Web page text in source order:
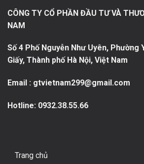
CÔNG TY CỔ PHẦN ĐẦU TƯ VÀ
NAM
Số 4 Phố Nguyễn Như Uyên, Phường
Giấy, Thành phố Hà Nội, Việt Nam
Email : gtvietnam299@gmail.com
Hotline: 0932.38.55.66
Trang chủ